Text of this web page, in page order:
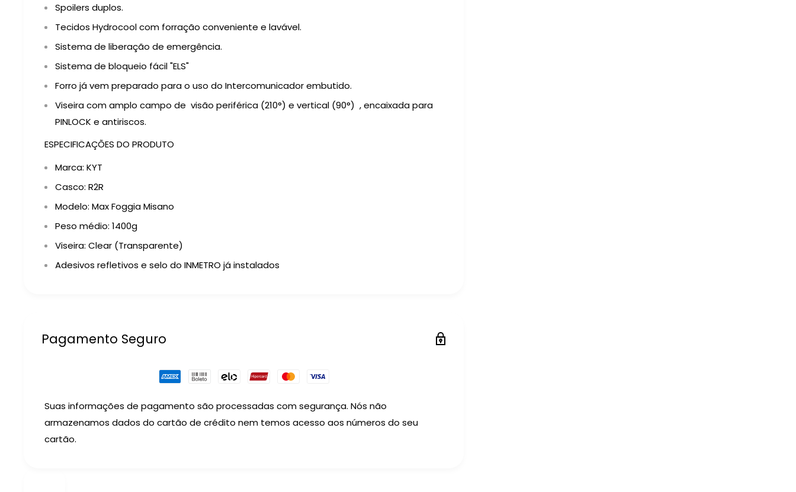
Spoilers duplos.
Tecidos Hydrocool com forração conveniente e lavável.
Sistema de liberação de emergência.
Sistema de bloqueio fácil "ELS"
Forro já vem preparado para o uso do Intercomunicador embutido.
Viseira com amplo campo de visão periférica (210°) e vertical (90°) , encaixada para
PINLOCK e antiriscos.
ESPECIFICAÇÕES DO PRODUTO
Marca: KYT
Casco: R2R
Modelo: Max Foggia Misano
Peso médio: 1400g
Viseira: Clear (Transparente)
Adesivos refletivos e selo do INMETRO já instalados
Pagamento Seguro
Suas informações de pagamento são processadas com segurança. Nós não
armazenamos dados do cartão de crédito nem temos acesso aos números do seu
cartão.